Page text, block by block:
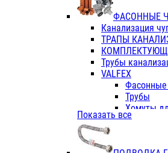
Фитинги
ПК КОНТУР
Краны
Трубы
TK
VALFEX
ФАСОННЫЕ
Канализация
ТРАПЫ
Трубы
VALFEX
Фасонные
Трубы
Хомуты
ПВХ
Показать все